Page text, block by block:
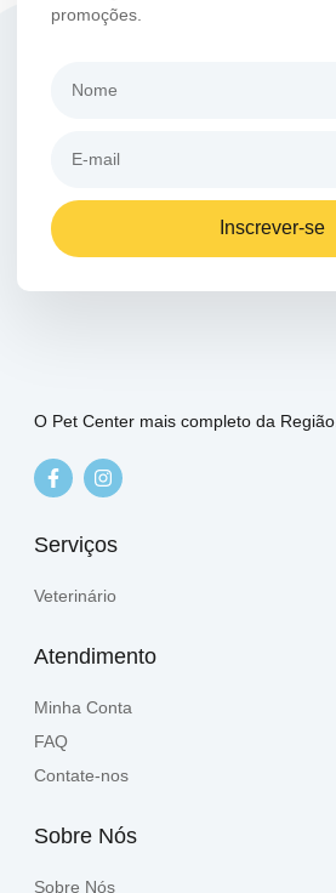
promoções.
Inscrever-se
O Pet Center mais completo da Região.
Serviços
Veterinário
Atendimento
Minha Conta
FAQ
Contate-nos
Sobre Nós
Sobre Nós